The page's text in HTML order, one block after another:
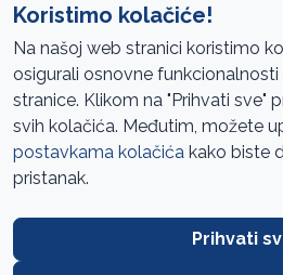
Pristup informacijama
Mapa sajta
Oglasi
Koristimo kolačiće!
Na našoj web stranici koristimo
osigurali osnovne
stranice. Klikom na "Prihvati sve"
svih kolačića. Međutim, možete
postavkama kolačića kako biste
pristanak.
Prihvati